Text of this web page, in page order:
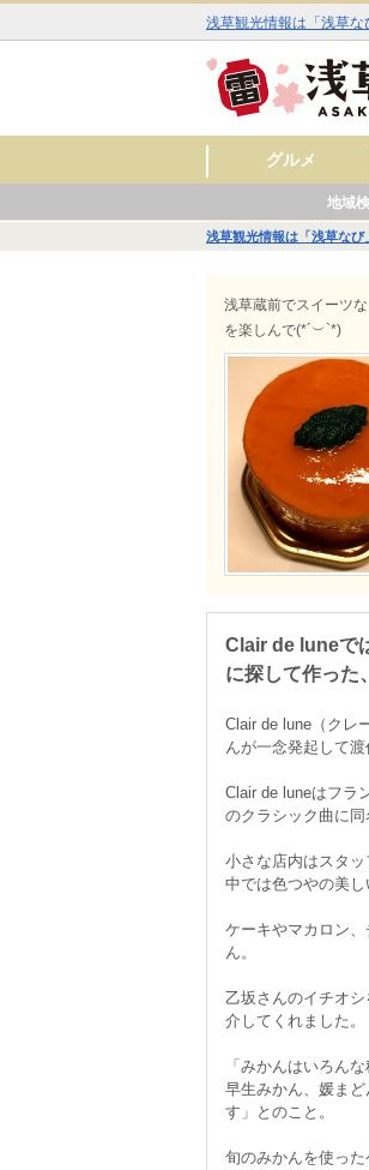
浅草観光情報は「浅草な
グルメ
アジア・エスニック
料理
カフェ・スイーツ
ファミリーレストラ
ン
地域
■■ 雷門周辺 ■■
■■ 仲見世・浅草寺周
■■ 西浅草周辺 ■■
■■ 花川戸周辺 ■■
■■ 観音裏周辺 ■■
浅草観光情報は「浅草なび」
浅草蔵前でスイーツ
を楽しんで(*´︶`*)
Clair de luneで
に探して作った
Clair de lune（クレ
んが一念発起して
Clair de luneはフラ
のクラシック曲に同
小さな店内はスタ
中では色つやの美し
ケーキやマカロン
ん。
乙坂さんのイチオ
介してくれました。
「みかんは‎いろん
早生みかん、‎媛ま
す」とのこと。
旬のみかんを使っ